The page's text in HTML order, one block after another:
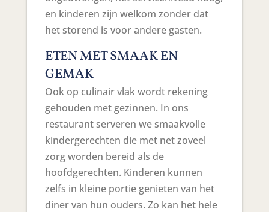
en kinderen zijn welkom zonder dat
het storend is voor andere gasten.
ETEN MET SMAAK EN
GEMAK
Ook op culinair vlak wordt rekening
gehouden met gezinnen. In ons
restaurant serveren we smaakvolle
kindergerechten die met net zoveel
zorg worden bereid als de
hoofdgerechten. Kinderen kunnen
zelfs in kleine portie genieten van het
diner van hun ouders. Zo kan het hele